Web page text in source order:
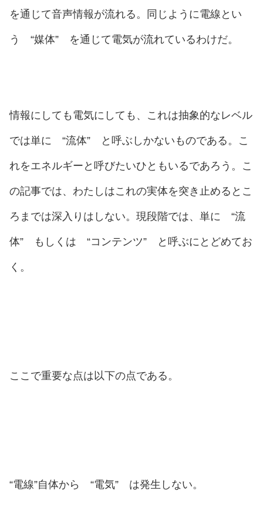
を通じて音声情報が流れる。同じように電線とい
う “媒体” を通じて電気が流れているわけだ。
情報にしても電気にしても、これは抽象的なレベル
では単に “流体” と呼ぶしかないものである。こ
れをエネルギーと呼びたいひともいるであろう。こ
の記事では、わたしはこれの実体を突き止めるとこ
ろまでは深入りはしない。現段階では、単に “流
体” もしくは “コンテンツ” と呼ぶにとどめてお
く。
ここで重要な点は以下の点である。
“電線”自体から “電気” は発生しない。